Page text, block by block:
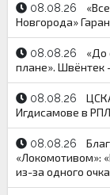
08.08.26
Новгорода»
08.08.26
«До
плане». Швёнтек
08.08.26
Игдисамове в
08.08.26
«Локомотивом»:
из-за одного